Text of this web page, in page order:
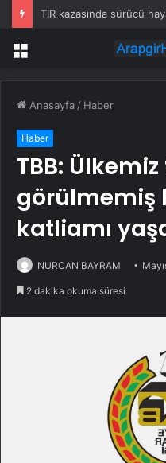
TIR kazasında sürücü
Menü
Anasayfa / Haber
Haber
TBB:
görülmemiş
katliamı
NURCAN BAYRAM
2 dakika okuma süresi